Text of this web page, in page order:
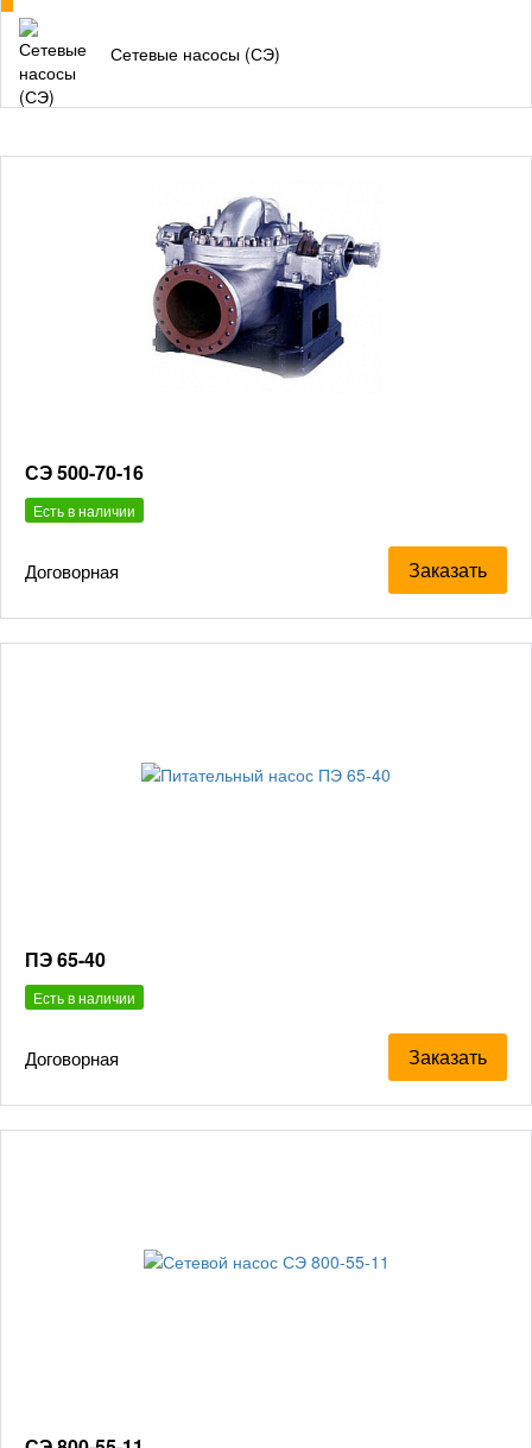
Сетевые насосы (СЭ)
СЭ 500-70-16
Есть в наличии
Договорная Заказать
ПЭ 65-40
Есть в наличии
Договорная Заказать